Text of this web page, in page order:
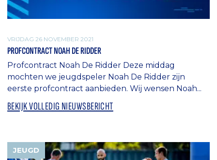
VRIJDAG 26 NOVEMBER 2021
PROFCONTRACT NOAH DE RIDDER
Profcontract Noah De Ridder Deze middag
mochten we jeugdspeler Noah De Ridder zijn
eerste profcontract aanbieden. Wij wensen Noah...
BEKIJK VOLLEDIG NIEUWSBERICHT
JEUGD